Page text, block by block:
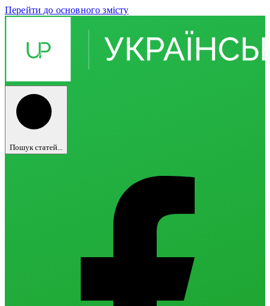
Перейти до основного змісту
Пошук статей...